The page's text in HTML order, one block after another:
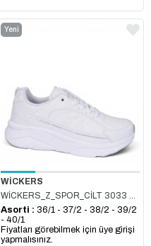
WİCKERS
WİCKERS_Z_SPOR_CİLT 3033 BEYAZ_GÜMÜŞ
Yeni
Asorti : 36/1 - 37/2 - 38/2 - 39/2
- 40/1
Fiyatları görebilmek için üye girişi
yapmalısınız.